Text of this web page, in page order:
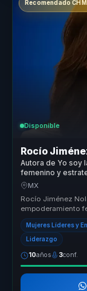
Recomendado CHM
Disponible
Rocío
Autora de Yo soy
femenino y
organizaciones.
MX
Rocío Jiménez
empoderamiento
capacidad para
Mujeres Líderes y
Liderazgo
10años 3conf.